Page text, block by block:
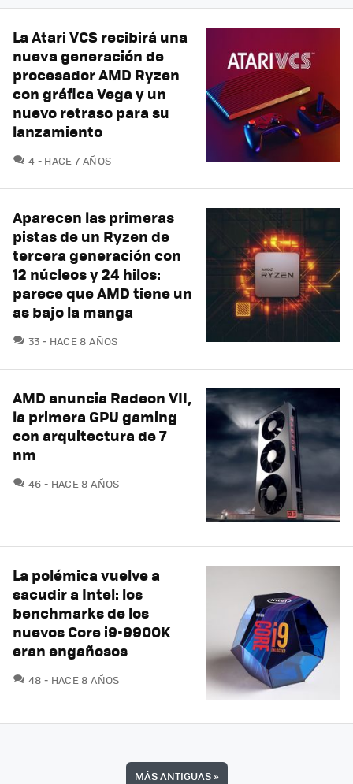
La Atari VCS recibirá una
nueva generación de
procesador AMD Ryzen
con gráfica Vega y un
nuevo retraso para su
lanzamiento
4 COMENTARIOS
HACE 7 AÑOS
Aparecen las primeras
pistas de un Ryzen de
tercera generación con
12 núcleos y 24 hilos:
parece que AMD tiene un
as bajo la manga
33 COMENTARIOS
HACE 8 AÑOS
AMD anuncia Radeon VII,
la primera GPU gaming
con arquitectura de 7
nm
46 COMENTARIOS
HACE 8 AÑOS
La polémica vuelve a
sacudir a Intel: los
benchmarks de los
nuevos Core i9-9900K
eran engañosos
48 COMENTARIOS
HACE 8 AÑOS
MÁS ANTIGUAS»